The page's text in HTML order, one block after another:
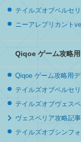
テイルズオブベルセ
ニーアレプリカント
Qiqoe ゲーム攻略
Qiqoe ゲーム攻略用
テイルズオブベルセ
テイルズオブヴェス
ヴェスペリア攻略記
テイルズオブシンフ